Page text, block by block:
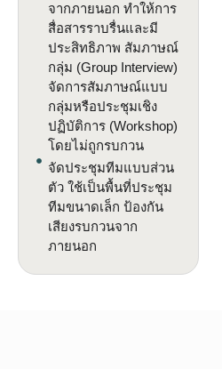
จากภายนอก ทำให้การ
สื่อสารราบรื่นและมี
ประสิทธิภาพ สัมภาษณ์
กลุ่ม (Group Interview)
จัดการสัมภาษณ์แบบ
กลุ่มหรือประชุมเชิง
ปฏิบัติการ (Workshop)
โดยไม่ถูกรบกวน
จัดประชุมทีมแบบส่วน
ตัวใช้เป็นพื้นที่ประชุม
ทีมขนาดเล็ก ป้องกัน
เสียงรบกวนจาก
ภายนอก